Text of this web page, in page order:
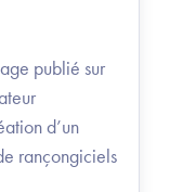
publié sur
d’un
rançongiciels